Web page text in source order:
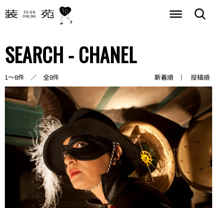
SEARCH - CHANEL
1～8件 ／ 全8件 新着順 投稿順